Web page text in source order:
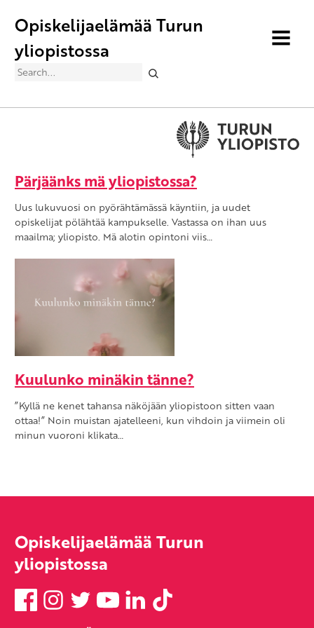
Opiskelijaelämää Turun
yliopistossa
MENU
Search
Pärjäänks mä yliopistossa?
Uus lukuvuosi on pyörähtämässä käyntiin, ja uudet
opiskelijat pölähtää kampukselle. Vastassa on ihan uus
maailma; yliopisto. Mä alotin opintoni viis…
Kuulunko minäkin tänne?
”Kyllä ne kenet tahansa näköjään yliopistoon sitten vaan
ottaa!” Noin muistan ajatelleeni, kun vihdoin ja viimein oli
minun vuoroni klikata…
Opiskelijaelämää Turun
yliopistossa
FacebookInstagram
Twitter YouTubeLinkedIn